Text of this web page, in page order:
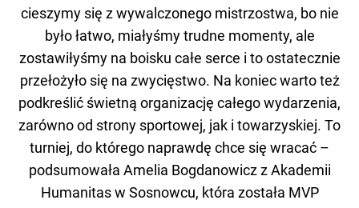
cieszymy się z wywalczonego mistrzostwa, bo nie
było łatwo, miałyśmy trudne momenty, ale
zostawiłyśmy na boisku całe serce i to ostatecznie
przełożyło się na zwycięstwo. Na koniec warto też
podkreślić świetną organizację całego wydarzenia,
zarówno od strony sportowej, jak i towarzyskiej. To
turniej, do którego naprawdę chce się wracać –
podsumowała Amelia Bogdanowicz z Akademii
Humanitas w Sosnowcu, która została MVP